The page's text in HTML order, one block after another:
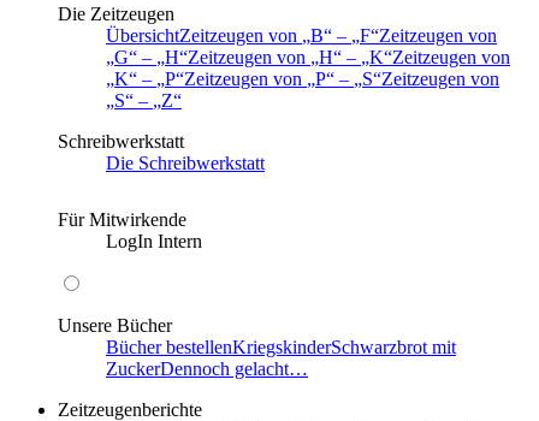
Die Zeitzeugen
ÜbersichtZeitzeugen von B – F Zeitzeugen von
G
– H Zeitzeugen von H – K Zeitzeugen von
K
– P Zeitzeugen von P – S Zeitzeugen von
S
–
Z
Schreibwerkstatt
Die Schreibwerkstatt
Für Mitwirkende
LogIn Intern
Unsere Bücher
Bücher bestellenKriegskinderSchwarzbrot mit
ZuckerDennoch gelacht…
Zeitzeugenberichte